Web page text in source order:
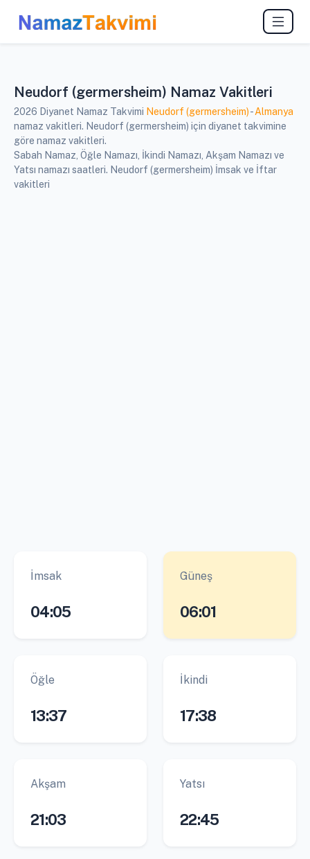
Neudorf (germersheim) Namaz Vakitleri
2026 Diyanet Namaz Takvimi Neudorf (germersheim)-Almanya
namaz vakitleri. Neudorf (germersheim) için diyanet takvimine
göre namaz vakitleri.
Sabah Namaz, Öğle Namazı, İkindi Namazı, Akşam Namazı ve
Yatsı namazı saatleri. Neudorf (germersheim) İmsak ve İftar
vakitleri
İmsak
04:05
Güneş
06:01
Öğle
13:37
İkindi
17:38
Akşam
21:03
Yatsı
22:45